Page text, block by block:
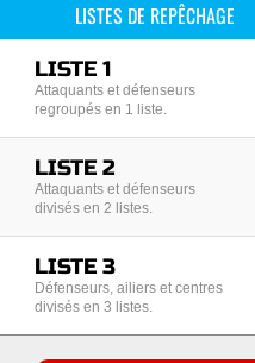
LISTES DE REPÊCHAGE
LISTE 1
Attaquants et défenseurs
regroupés en 1 liste.
LISTE 2
Attaquants et défenseurs
divisés en 2 listes.
LISTE 3
Défenseurs, ailiers et centres
divisés en 3 listes.